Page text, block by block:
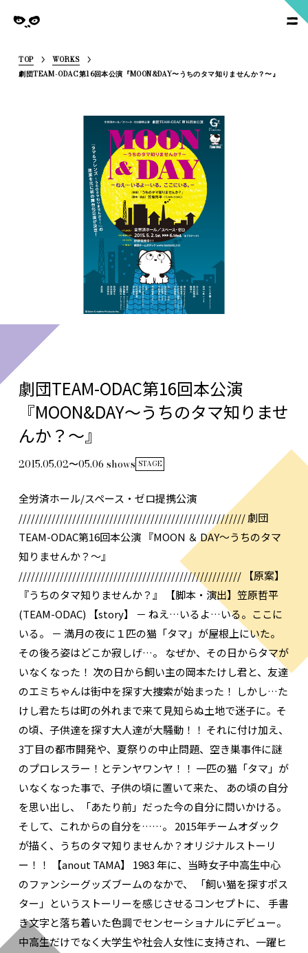
TOP
WORKS
劇団TEAM-ODAC第16回本公演『MOON&DAY〜うちのタマ知りませんか？〜』
劇団TEAM-ODAC第16回本公演
『MOON&DAY〜うちのタマ知りませ
んか？〜』
2015.05.02〜05.06 shows STAGE
全労済ホール/スペース・ゼロ提携公演
/////////////////////////////////////////////////////// 劇団
TEAM-ODAC第16回本公演 『MOON ＆ DAY～うちのタマ
知りませんか？～』
////////////////////////////////////////////////////// 【原案】
『うちのタマ知りませんか？』 【脚本・演出】笠原哲平
(TEAM-ODAC) 【story】 － ねえ…いるよ…いる。ここに
いる。 － 満月の夜に１匹の猫「タマ」が屋根上にいた。
その後ろ姿はどこか寂しげ…。 なぜか、その日からタマが
いなくなった！ 次の日から飼い主の岡本たけし君と、友達
のエミちゃんは街中を探す大捜索が始まった！ しかし…た
けし君たちは町の外れまで来て見知らぬ土地で迷子に。そ
の頃、子供達を探す大人達が大騒動！！ それに付け加え、
3丁目の都市開発や、夏祭りの中止問題、空き巣事件に謎
のプロレスラー！とテンヤワンヤ！！ 一匹の猫「タマ」が
いなくなった事で、子供の頃に置いて来た、 あの頃の自分
を思い出し、「あたり前」だった今の自分に問いかける。
そして、これからの自分を……。 2015年チームオダック
が描く、うちのタマ知りませんか？オリジナルストーリ
ー！！ 【anout TAMA】 1983 年に、当時女子中高生中心
のファンシーグッズブームのなかで、 「飼い猫を探すポス
ター」というストーリーを感じさせるコンセプトに、 手書
き文字と落ち着いた色調でセンセーショナルにデビュー。
中高生だけでなく大学生や社会人女性に支持され、一躍ヒ